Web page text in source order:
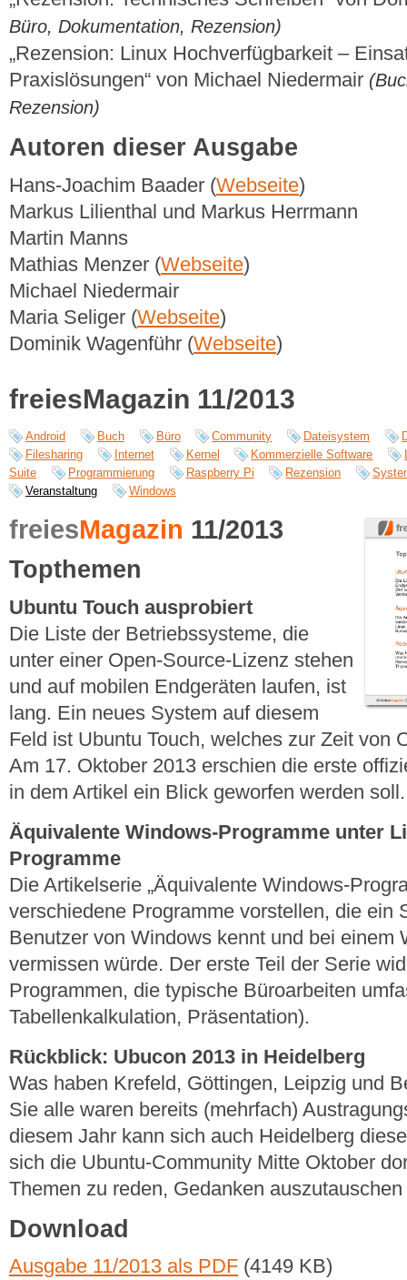
Büro, Dokumentation, Rezension)
„Rezension: Linux Hochverfügbarkeit –
Praxislösungen“ von Michael Niedermair
Rezension)
Autoren dieser Ausgabe
Hans-Joachim Baader (Webseite)
Markus Lilienthal und Markus Herrmann
Martin Manns
Mathias Menzer (Webseite)
Michael Niedermair
Maria Seliger (Webseite)
Dominik Wagenführ (Webseite)
freiesMagazin 11/2013
Android Buch Büro Community Dateisystem
Filesharing
Internet Kernel Kommerzielle Software
Suite
Programmierung Raspberry Pi Rezension
Veranstaltung
Windows
freiesMagazin 11/2013
Topthemen
Ubuntu Touch ausprobiert
Die Liste der Betriebssysteme, die
unter einer Open-Source-Lizenz stehen
und auf mobilen Endgeräten laufen, ist
lang. Ein neues System auf diesem
Feld ist Ubuntu Touch, welches zur Zeit von
Am 17. Oktober 2013 erschien die erste
in dem Artikel ein Blick geworfen werden soll.
Äquivalente Windows-Programme unter
Programme
Die Artikelserie „Äquivalente Windows-
verschiedene Programme vorstellen, die ein
Benutzer von Windows kennt und bei einem
vermissen würde. Der erste Teil der Serie
Programmen, die typische Büroarbeiten
Tabellenkalkulation, Präsentation).
Rückblick: Ubucon 2013 in Heidelberg
Was haben Krefeld, Göttingen, Leipzig und
Sie alle waren bereits (mehrfach)
diesem Jahr kann sich auch Heidelberg
sich die Ubuntu-Community Mitte Oktober
Themen zu reden, Gedanken
Download
Ausgabe 11/2013 als PDF (4149 KB)